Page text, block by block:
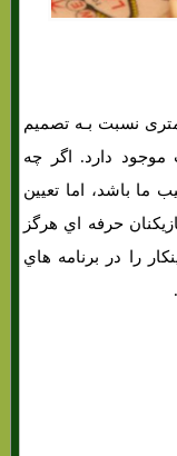
نسبت بـه تصمیم
دارد. اگر چه
باشد، اما تعیین
حرفه اي هرگز
را در برنامه هاي‌